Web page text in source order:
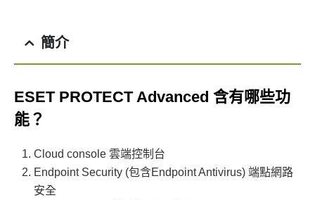
簡介
ESET PROTECT Advanced 含有哪些功
能？
Cloud console 雲端控制台
Endpoint Security (包含Endpoint Antivirus) 端點網路
安全